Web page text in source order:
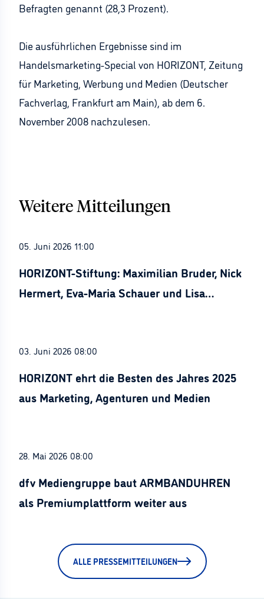
Befragten genannt (28,3 Prozent).
Die ausführlichen Ergebnisse sind im
Handelsmarketing-Special von HORIZONT, Zeitung
für Marketing, Werbung und Medien (Deutscher
Fachverlag, Frankfurt am Main), ab dem 6.
November 2008 nachzulesen.
Weitere Mitteilungen
05. Juni 2026 11:00
HORIZONT-Stiftung: Maximilian Bruder, Nick
Hermert, Eva-Maria Schauer und Lisa
03. Juni 2026 08:00
HORIZONT ehrt die Besten des Jahres 2025
aus Marketing, Agenturen und Medien
28. Mai 2026 08:00
dfv Mediengruppe baut ARMBANDUHREN
als Premiumplattform weiter aus
ALLE PRESSEMITTEILUNGEN